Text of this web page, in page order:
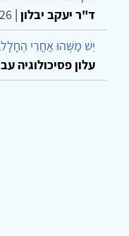
ד"ר יעקב יבלון |
יֵשׁ מַשֶּׁהוּ אַחֲרֵי
עלון פסיכולוגיה